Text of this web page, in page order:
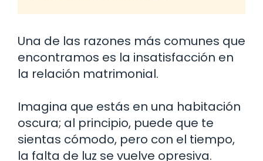
Una de las razones más comunes que
encontramos es la insatisfacción en
la relación matrimonial.
Imagina que estás en una habitación
oscura; al principio, puede que te
sientas cómodo, pero con el tiempo,
la falta de luz se vuelve opresiva.